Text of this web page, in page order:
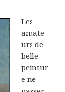
Les
amate
urs de
belle
peintur
e ne